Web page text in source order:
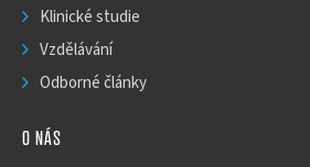
Klinické studie
Vzdělávání
Odborné články
O NÁS